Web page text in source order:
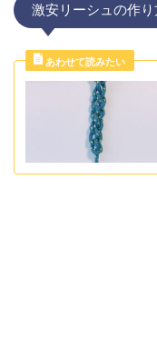
激安リーシュの作り